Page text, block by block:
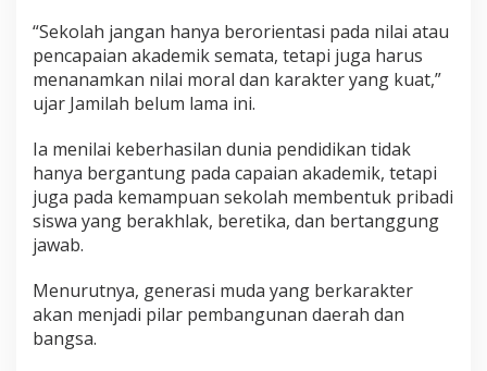
“Sekolah jangan hanya berorientasi pada nilai atau
pencapaian akademik semata, tetapi juga harus
menanamkan nilai moral dan karakter yang kuat,”
ujar Jamilah belum lama ini.
Ia menilai keberhasilan dunia pendidikan tidak
hanya bergantung pada capaian akademik, tetapi
juga pada kemampuan sekolah membentuk pribadi
siswa yang berakhlak, beretika, dan bertanggung
jawab.
Menurutnya, generasi muda yang berkarakter
akan menjadi pilar pembangunan daerah dan
bangsa.